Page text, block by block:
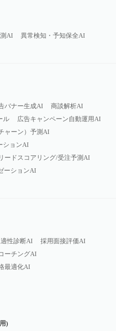
AI
異常検知・予知保全AI
バナー生成AI
商談解析AI
ル
広告キャンペーン自動運用AI
ャーン）予測AI
ションAI
リードスコアリング/受注予測AI
ーションAI
性診断AI
採用面接評価AI
ーチングAI
最適化AI
)